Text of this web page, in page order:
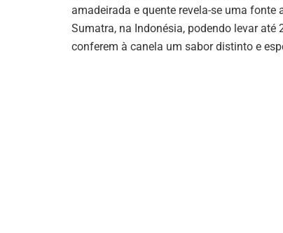
amadeirada e quente revela-se uma
Sumatra, na Indonésia, podendo levar
conferem à canela um sabor distinto e